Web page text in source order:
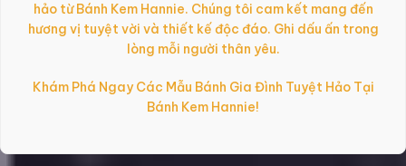
hảo từ Bánh Kem Hannie. Chúng tôi cam kết mang đến
hương vị tuyệt vời và thiết kế độc đáo. Ghi dấu ấn trong
lòng mỗi người thân yêu.
Khám Phá Ngay Các Mẫu Bánh Gia Đình Tuyệt Hảo Tại
Bánh Kem Hannie!